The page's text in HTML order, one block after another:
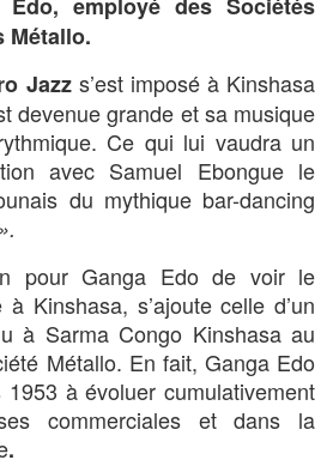
Métallo.
Jazzs’est imposé à Kinshasa
devenue grande et sa musique
Ce qui lui vaudra un
avec Samuel Ebongue le
du mythique bar-dancing
pour Ganga Edo de voir le
Kinshasa, s’ajoute celle d’un
à Sarma Congo Kinshasa au
Métallo. En fait, Ganga Edo
à évoluer cumulativement
commerciales et dans la
.